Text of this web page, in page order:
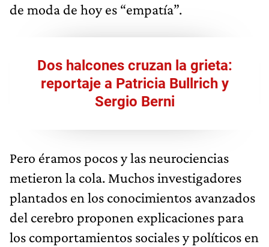
de moda de hoy es “empatía”.
Dos halcones cruzan la grieta:
reportaje a Patricia Bullrich y
Sergio Berni
Pero éramos pocos y las neurociencias
metieron la cola. Muchos investigadores
plantados en los conocimientos avanzados
del cerebro proponen explicaciones para
los comportamientos sociales y políticos en